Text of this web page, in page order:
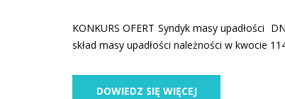
KONKURS OFERT Syndyk masy upadłości
skład masy upadłości należności w kwocie
DOWIEDZ SIĘ WIĘCEJ